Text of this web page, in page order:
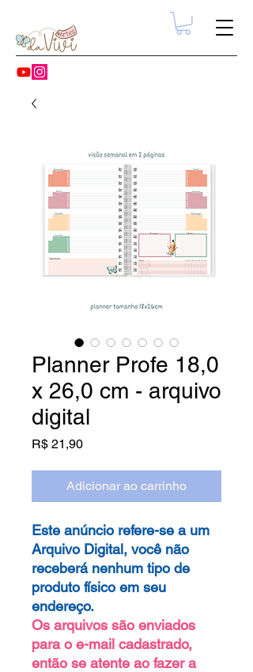
Planner Profe 18,0
x 26,0 cm - arquivo
digital
R$ 21,90Preço
Adicionar ao carrinho
Este anúncio refere-se a um
Arquivo Digital, você não
receberá nenhum tipo de
produto físico em seu
endereço.
Os arquivos são enviados
para o e-mail cadastrado,
então se atente ao fazer a